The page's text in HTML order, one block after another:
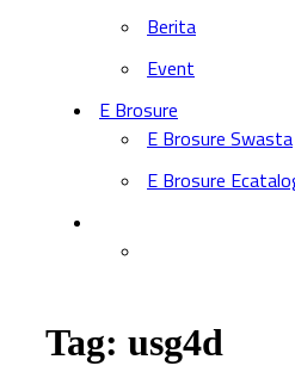
Berita
Event
E Brosure
E Brosure Swasta
E Brosure
Tag: usg4d